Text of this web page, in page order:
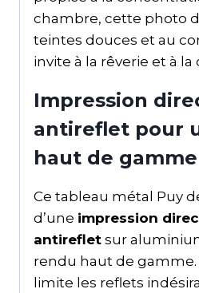
chambre, cette photo
teintes douces et au
invite à la rêverie et à la
Impression
antireflet pour
haut de gamme
Ce tableau métal Puy
d’une impression
antireflet sur
rendu haut de
limite les reflets